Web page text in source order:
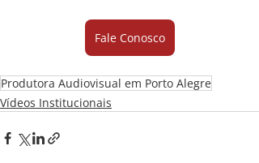
Fale Conosco
Produtora Audiovisual em Porto Alegre
Vídeos Institucionais